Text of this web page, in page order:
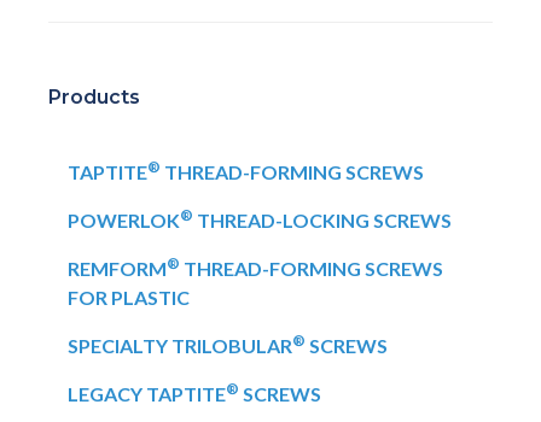
Products
TAPTITE® THREAD-FORMING SCREWS
POWERLOK® THREAD-LOCKING SCREWS
REMFORM® THREAD-FORMING SCREWS
FOR PLASTIC
SPECIALTY TRILOBULAR® SCREWS
LEGACY TAPTITE® SCREWS